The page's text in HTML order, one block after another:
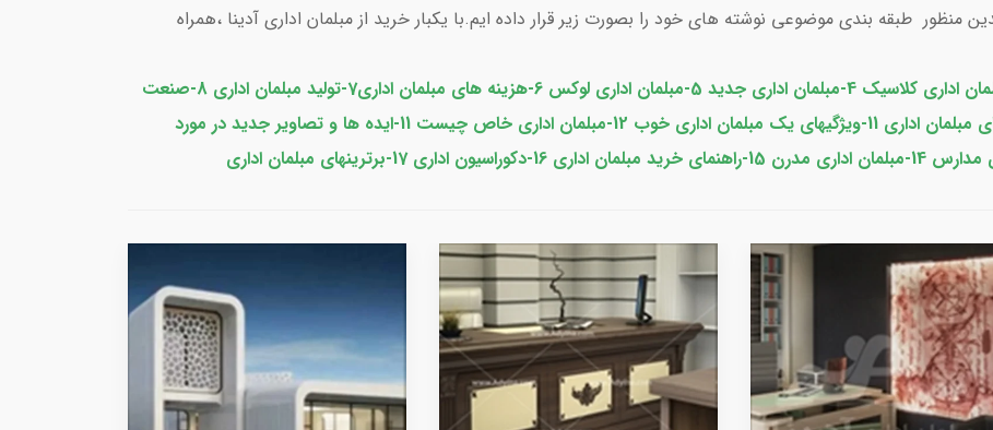
منظور طبقه بندی موضوعی نوشته های خود را بصورت زیر قرار داده ایم.با یکبار خرید از مبلمان اداری آدینا ،همراه
اداری کلاسیک مبلمان اداری لوکس
6-هزینه های مبلمان اداری7-تولید مبلمان اداری 8-صنعت
مبلمان اداری9-طراحی مبلمان اداری 10-استانداردهای مبلمان اداری 11-ویژگیهای یک مبلمان اداری خوب 12-مبلمان اداری خاص چیست 11-ایده ها و تصاویر جدید در مورد
مبلمان اداری مدرن